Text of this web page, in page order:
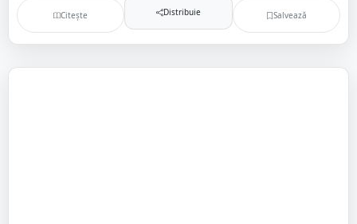
Citește Distribuie Salvează